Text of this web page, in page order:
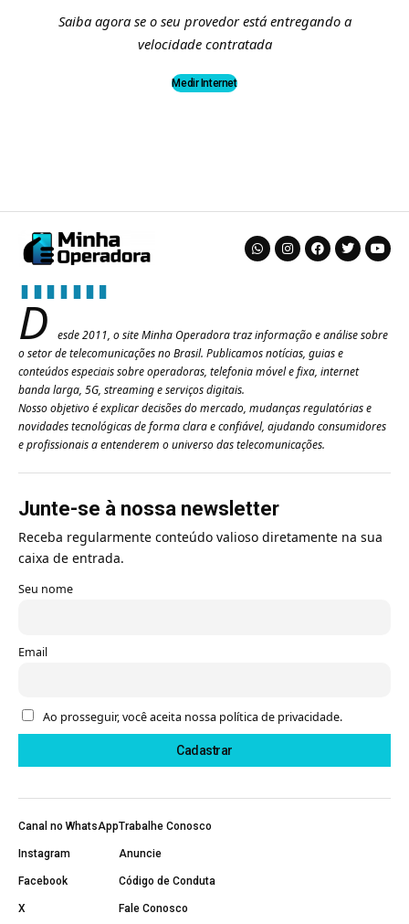
Saiba agora se o seu provedor está entregando a
velocidade contratada
Medir Internet
D
esde 2011, o site Minha Operadora traz informação e análise sobre
o setor de telecomunicações no Brasil. Publicamos notícias, guias e
conteúdos especiais sobre operadoras, telefonia móvel e fixa, internet
banda larga, 5G, streaming e serviços digitais.
Nosso objetivo é explicar decisões do mercado, mudanças regulatórias e
novidades tecnológicas de forma clara e confiável, ajudando consumidores
e profissionais a entenderem o universo das telecomunicações.
Junte-se à nossa newsletter
Receba regularmente conteúdo valioso diretamente na sua
caixa de entrada.
Seu nome
Email
Ao prosseguir, você aceita nossa política de privacidade.
Canal no WhatsApp
Instagram
Facebook
X
Trabalhe Conosco
Anuncie
Código de Conduta
Fale Conosco